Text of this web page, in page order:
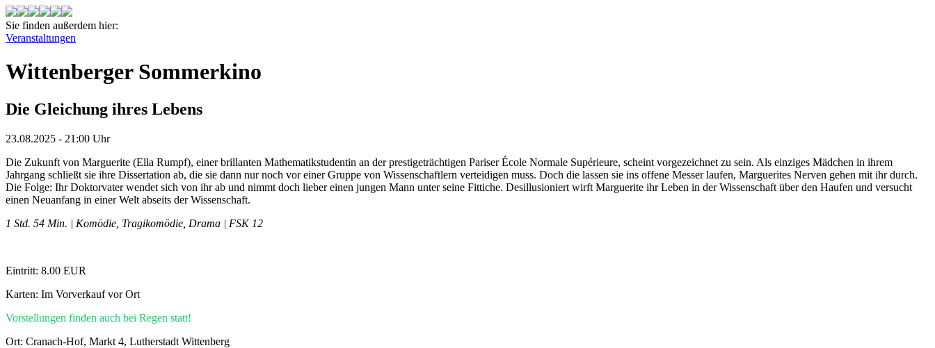
Sie finden außerdem hier:
Veranstaltungen
Wittenberger Sommerkino
Die Gleichung ihres Lebens
23.08.2025 - 21:00 Uhr
Die Zukunft von Marguerite (Ella Rumpf), einer brillanten Mathematikstudentin an der prestigeträchtigen Pariser École Normale Supérieure, scheint vorgezeichnet zu sein. Als einziges Mädchen in ihrem
Jahrgang schließt sie ihre Dissertation ab, die sie dann nur noch vor einer Gruppe von Wissenschaftlern verteidigen muss. Doch die lassen sie ins offene Messer laufen, Marguerites Nerven gehen mit ihr durch.
Die Folge: Ihr Doktorvater wendet sich von ihr ab und nimmt doch lieber einen jungen Mann unter seine Fittiche. Desillusioniert wirft Marguerite ihr Leben in der Wissenschaft über den Haufen und versucht
einen Neuanfang in einer Welt abseits der Wissenschaft.
1 Std. 54 Min. | Komödie, Tragikomödie, Drama | FSK 12
Eintritt: 8.00 EUR
Karten: Im Vorverkauf vor Ort
Vorstellungen finden auch bei Regen statt!
Ort: Cranach-Hof, Markt 4, Lutherstadt Wittenberg